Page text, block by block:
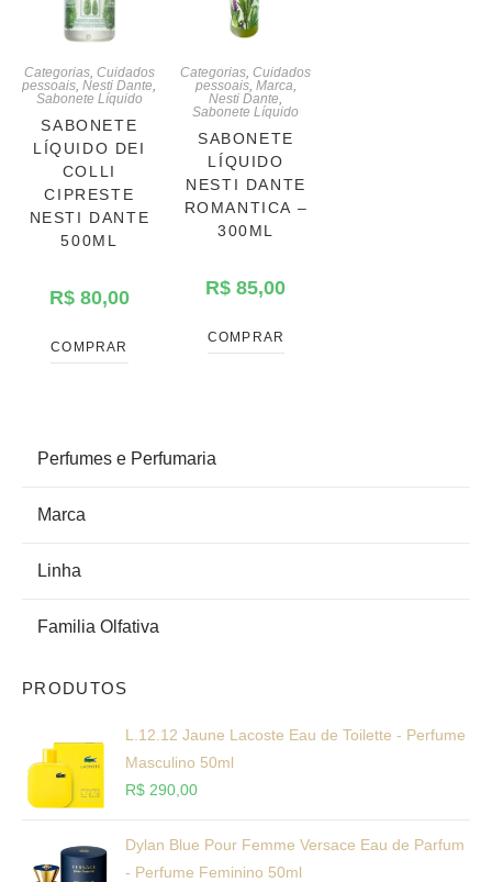
PRODUCT CATEGORIES
Perfumes e Perfumaria
Marca
Linha
Familia Olfativa
PRODUTOS
L.12.12 Jaune Lacoste Eau de Toilette - Perfume
Masculino 50ml
R$ 290,00
Dylan Blue Pour Femme Versace Eau de Parfum
- Perfume Feminino 50ml
Categorias, Cuidados
pessoais ,Nesti Dante
Sabonete Líquido
SABONETE
LÍQUIDO DEI
COLLI
CIPRESTE
NESTI DANTE
500ML
R$80,00
COMPRAR
Categorias ,Cuidados
pessoais, Marca
Nesti Dante
Sabonete Líquido
SABONETE
LÍQUIDO
NESTI DANTE
ROMANTICA –
300ML
R$ 85,00
COMPRAR